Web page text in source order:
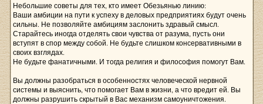
Небольшие советы для тех, кто имеет Обезьянью линию:
Ваши амбиции на пути к успеху в деловых предприятиях будут очень
сильны. Не позволяйте амбициям заслонить здравый смысл.
Старайтесь иногда отделять свои чувства от разума, пусть они
вступят в спор между собой. Не будьте слишком консервативными в
своих взглядах.
Не будьте фанатичными. И тогда религия и философия помогут Вам.
Вы должны разобраться в особенностях человеческой нервной
системы и выяснить, что помогает Вам в жизни, а что вредит ей. Вы
должны разрушить скрытый в Вас механизм самоуничтожения.